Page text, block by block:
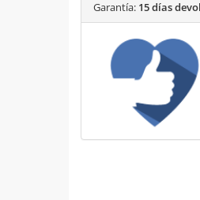
Garantía: 15 días